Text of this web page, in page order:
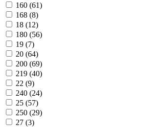
160 (61)
168 (8)
18 (12)
180 (56)
19 (7)
20 (64)
200 (69)
219 (40)
22 (9)
240 (24)
25 (57)
250 (29)
27 (3)